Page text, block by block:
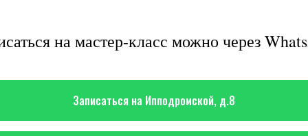
на мастер-класс можно через
Записаться на Ипподромской, д.8